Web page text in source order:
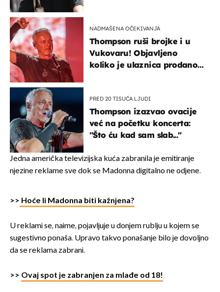
NADMAŠENA OČEKIVANJA
Thompson ruši brojke i u
Vukovaru! Objavljeno
koliko je ulaznica prodano
PRED 20 TISUĆA LJUDI
Thompson izazvao ovacije
već na početku koncerta:
"Što ću kad sam slab..."
Jedna američka televizijska kuća zabranila je emitiranje
njezine reklame sve dok se Madonna digitalno ne odjene.
>> Hoće li Madonna biti kažnjena?
U reklami se, naime, pojavljuje u donjem rublju u kojem se
sugestivno ponaša. Upravo takvo ponašanje bilo je dovoljno
da se reklama zabrani.
>> Ovaj spot je zabranjen za mlađe od 18!